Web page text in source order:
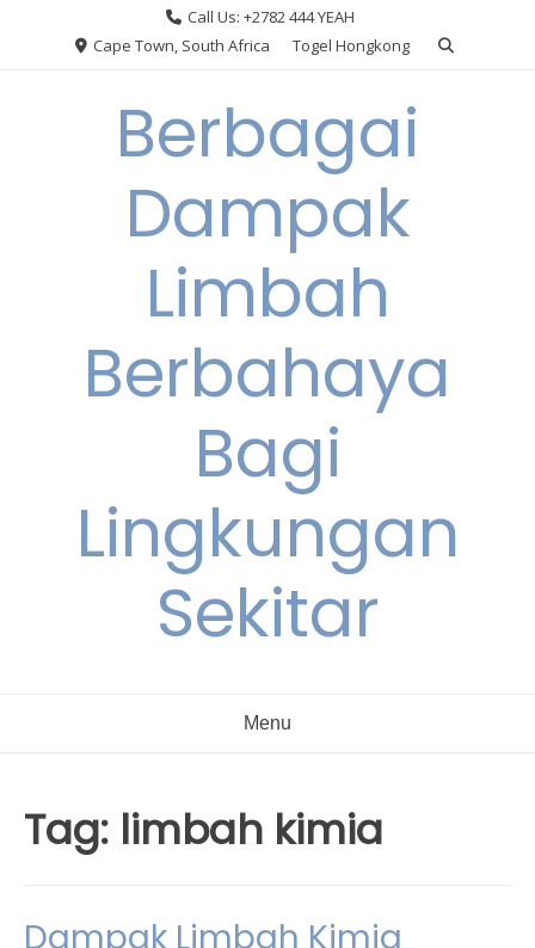
Call Us: +2782 444 YEAH
Cape Town, South Africa
Togel Hongkong
Berbagai
Dampak
Limbah
Berbahaya
Bagi
Lingkungan
Sekitar
Menu
Tag: limbah kimia
Dampak Limbah Kimia